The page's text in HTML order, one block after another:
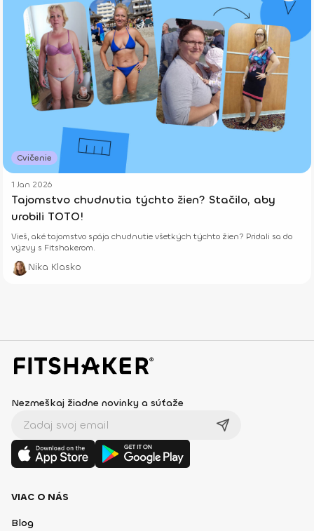
Cvičenie
1 Jan 2026
Tajomstvo chudnutia týchto žien? Stačilo, aby
urobili TOTO!
Vieš, aké tajomstvo spája chudnutie všetkých týchto žien? Pridali sa do
výzvy s Fitshakerom.
Nika Klasko
Nezmeškaj žiadne novinky a súťaže
VIAC O NÁS
Blog